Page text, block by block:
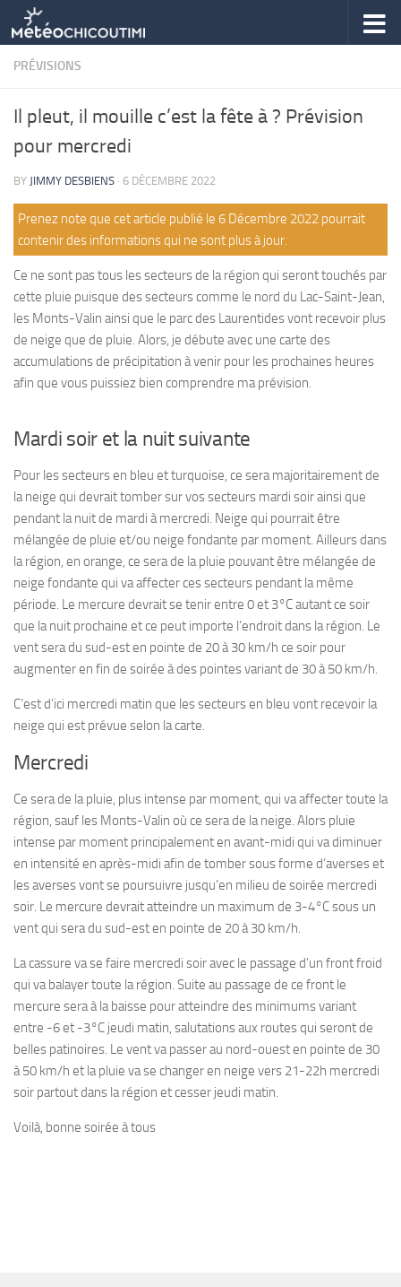
Skip to content
PRÉVISIONS
Il pleut, il mouille c’est la fête à ? Prévision
pour mercredi
BY JIMMY DESBIENS · 6 DÉCEMBRE 2022
Prenez note que cet article publié le 6 Décembre 2022 pourrait
contenir des informations qui ne sont plus à jour.
Ce ne sont pas tous les secteurs de la région qui seront touchés par
cette pluie puisque des secteurs comme le nord du Lac-Saint-Jean,
les Monts-Valin ainsi que le parc des Laurentides vont recevoir plus
de neige que de pluie. Alors, je débute avec une carte des
accumulations de précipitation à venir pour les prochaines heures
afin que vous puissiez bien comprendre ma prévision.
Mardi soir et la nuit suivante
Pour les secteurs en bleu et turquoise, ce sera majoritairement de
la neige qui devrait tomber sur vos secteurs mardi soir ainsi que
pendant la nuit de mardi à mercredi. Neige qui pourrait être
mélangée de pluie et/ou neige fondante par moment. Ailleurs dans
la région, en orange, ce sera de la pluie pouvant être mélangée de
neige fondante qui va affecter ces secteurs pendant la même
période. Le mercure devrait se tenir entre 0 et 3°C autant ce soir
que la nuit prochaine et ce peut importe l’endroit dans la région. Le
vent sera du sud-est en pointe de 20 à 30 km/h ce soir pour
augmenter en fin de soirée à des pointes variant de 30 à 50 km/h.
C’est d’ici mercredi matin que les secteurs en bleu vont recevoir la
neige qui est prévue selon la carte.
Mercredi
Ce sera de la pluie, plus intense par moment, qui va affecter toute la
région, sauf les Monts-Valin où ce sera de la neige. Alors pluie
intense par moment principalement en avant-midi qui va diminuer
en intensité en après-midi afin de tomber sous forme d’averses et
les averses vont se poursuivre jusqu’en milieu de soirée mercredi
soir. Le mercure devrait atteindre un maximum de 3-4°C sous un
vent qui sera du sud-est en pointe de 20 à 30 km/h.
La cassure va se faire mercredi soir avec le passage d’un front froid
qui va balayer toute la région. Suite au passage de ce front le
mercure sera à la baisse pour atteindre des minimums variant
entre -6 et -3°C jeudi matin, salutations aux routes qui seront de
belles patinoires. Le vent va passer au nord-ouest en pointe de 30
à 50 km/h et la pluie va se changer en neige vers 21-22h mercredi
soir partout dans la région et cesser jeudi matin.
Voilà, bonne soirée à tous